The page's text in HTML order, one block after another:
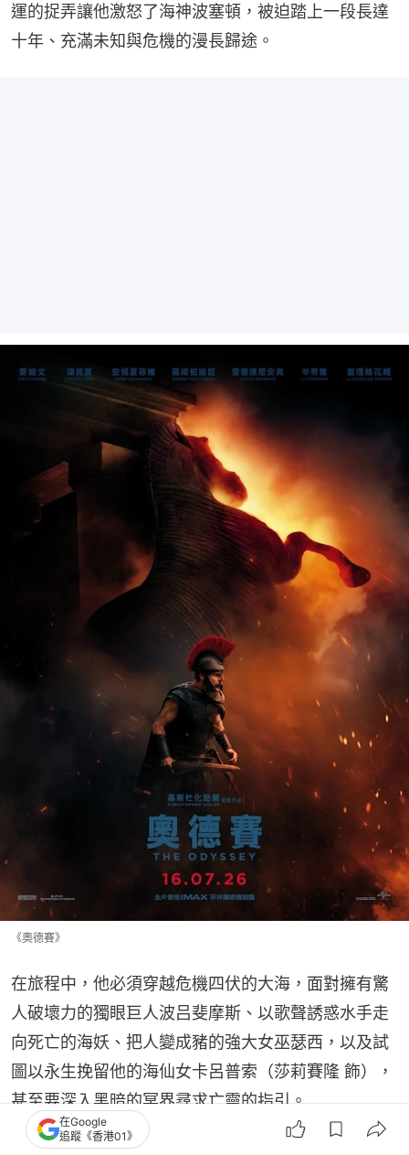
運的捉弄讓他激怒了海神波塞頓，被迫踏上一段長達
十年、充滿未知與危機的漫長歸途。
《奧德賽》
在旅程中，他必須穿越危機四伏的大海，面對擁有驚
人破壞力的獨眼巨人波吕斐摩斯、以歌聲誘惑水手走
向死亡的海妖、把人變成豬的強大女巫瑟西，以及試
圖以永生挽留他的海仙女卡呂普索（莎莉賽隆 飾），
甚至要深入黑暗的冥界尋求亡靈的指引。
在Google
追蹤《香港01》